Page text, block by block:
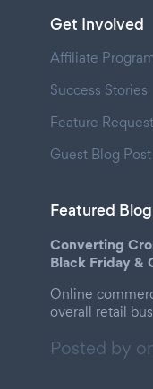
Get Involved
Affiliate
Success Stories
Feature
Guest Blog Post
Featured
Converting
Black Friday &
Online
overall retail
Posted by